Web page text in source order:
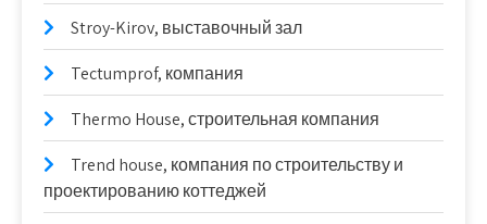
Stroy-Kirov, выставочный зал
Tectumprof, компания
Thermo House, строительная компания
Trend house, компания по строительству и
проектированию коттеджей